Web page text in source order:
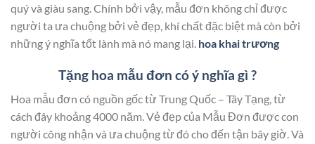
quý và giàu sang. Chính bởi vậy, mẫu đơn không chỉ được
người ta ưa chuộng bởi vẻ đẹp, khí chất đặc biệt mà còn bởi
những ý nghĩa tốt lành mà nó mang lại. hoa khai trương
Tặng hoa mẫu đơn có ý nghĩa gì ?
Hoa mẫu đơn có nguồn gốc từ Trung Quốc – Tây Tạng, từ
cách đây khoảng 4000 năm. Vẻ đẹp của Mẫu Đơn được con
người công nhận và ưa chuộng từ đó cho đến tận bây giờ. Và